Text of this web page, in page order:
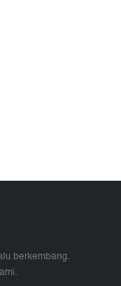
berkembang.